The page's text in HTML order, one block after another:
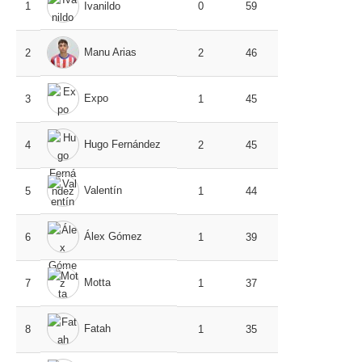
1 Ivanildo 0 59
2 Manu Arias 2 46
3 Expo 1 45
4 Hugo Fernández 2 45
5 Valentín 1 44
6 Álex Gómez 1 39
7 Motta 1 37
8 Fatah 1 35